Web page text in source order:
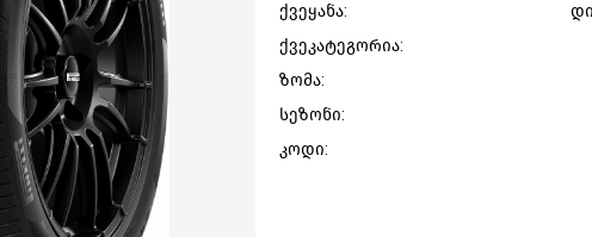
ქვეყანა:
ქვეკატეგორია:
ზომა:
სეზონი:
კოდი: